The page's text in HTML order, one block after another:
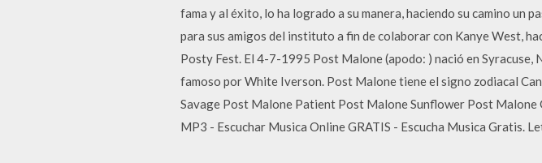
fama y al éxito, lo ha logrado a su manera, haciendo su camino un
para sus amigos del instituto a fin de colaborar con Kanye West,
Posty Fest. El 4-7-1995 Post Malone (apodo: ) nació en Syracuse,
famoso por White Iverson. Post Malone tiene el signo zodiacal
Savage Post Malone Patient Post Malone Sunflower Post
MP3 - Escuchar Musica Online GRATIS - Escucha Musica Gratis.